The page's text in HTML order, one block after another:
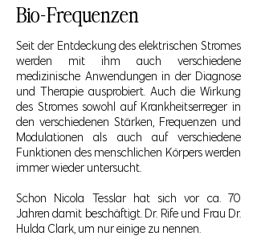
Bio-Frequenzen
Seit der Entdeckung des elektrischen Stromes
werden mit ihm auch verschiedene
medizinische Anwendungen in der Diagnose
und Therapie ausprobiert. Auch die Wirkung
des Stromes sowohl auf Krankheitserreger in
den verschiedenen Stärken, Frequenzen und
Modulationen als auch auf verschiedene
Funktionen des menschlichen Körpers werden
immer wieder untersucht.
Schon Nicola Tesslar hat sich vor ca. 70
Jahren damit beschäftigt. Dr. Rife und Frau Dr.
Hulda Clark, um nur einige zu nennen.